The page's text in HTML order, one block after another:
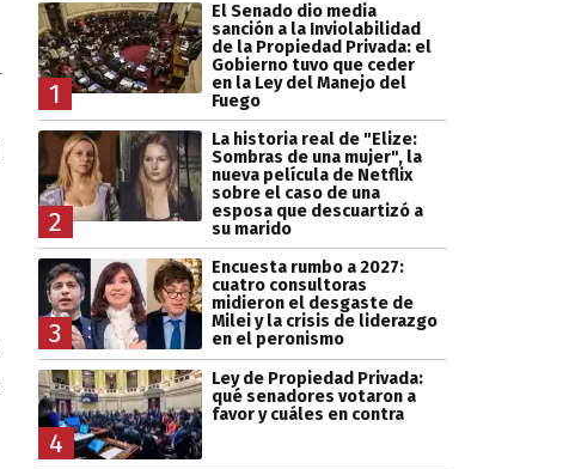
1
El Senado dio media
sanción a la Inviolabilidad
de la Propiedad Privada: el
Gobierno tuvo que ceder
en la Ley del Manejo del
Fuego
2
La historia real de "Elize:
Sombras de una mujer", la
nueva película de Netflix
sobre el caso de una
esposa que descuartizó a
su marido
3
Encuesta rumbo a 2027:
cuatro consultoras
midieron el desgaste de
Milei y la crisis de liderazgo
en el peronismo
4
Ley de Propiedad Privada:
qué senadores votaron a
favor y cuáles en contra